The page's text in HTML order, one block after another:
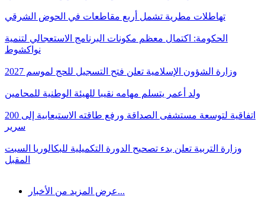
تهاطلات مطرية تشمل أربع مقاطعات في الحوض الشرقي
الحكومة: اكتمال معظم مكونات البرنامج الاستعجالي لتنمية
نواكشوط
وزارة الشؤون الإسلامية تعلن فتح التسجيل للحج لموسم 2027
ولد أعمر يتسلم مهامه نقيبا للهيئة الوطنية للمحامين
اتفاقية لتوسعة مستشفى الصداقة ورفع طاقته الاستيعابية إلى 200
سرير
وزارة التربية تعلن بدء تصحيح الدورة التكميلية للبكالوريا السبت
المقبل
عرض المزيد من الأخبار...